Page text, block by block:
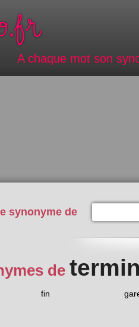
A chaque mot son
synonyme de
de
fin